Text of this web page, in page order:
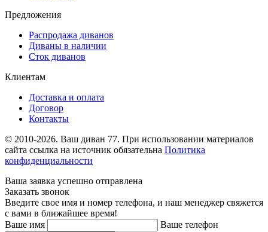
Предложения
Распродажа диванов
Диваны в наличии
Сток диванов
Клиентам
Доставка и оплата
Договор
Контакты
© 2010-2026. Ваш диван 77. При использовании материалов
сайта ссылка на источник обязательна Политика
конфиденциальности
Ваша заявка успешно отправлена
Заказать звонок
Введите свое имя и номер телефона, и наш менеджер свяжется
с вами в ближайшее время!
Ваше имя
Ваше телефон